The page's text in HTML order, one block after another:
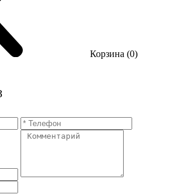
Корзина (0)